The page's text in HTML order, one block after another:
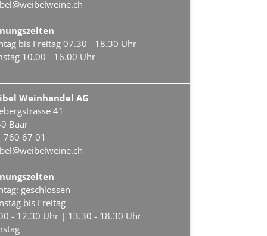
bis Freitag 07.30 - 18.30 Uhr
10.00 - 16.00 Uhr
Weinhandel AG
41
Baar
760 67 01
geschlossen
bis Freitag
- 12.30 Uhr | 13.30 - 18.30 Uhr